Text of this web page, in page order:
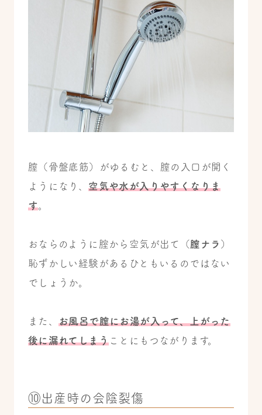
膣（骨盤底筋）がゆるむと、膣の入口が開く
ようになり、空気や水が入りやすくなりま
す。
おならのように腟から空気が出て（膣ナラ ）
恥ずかしい経験があるひともいるのではない
でしょうか。
また、 お風呂で膣にお湯が入って、上がった
後に漏れてしまうことにもつながります。
⑩出産時の会陰裂傷